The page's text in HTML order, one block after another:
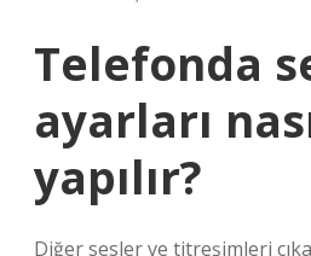
Telefonda
ayarları
yapılır?
Diğer sesler ve titreşimleri